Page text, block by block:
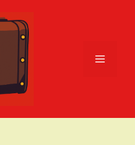
Menu